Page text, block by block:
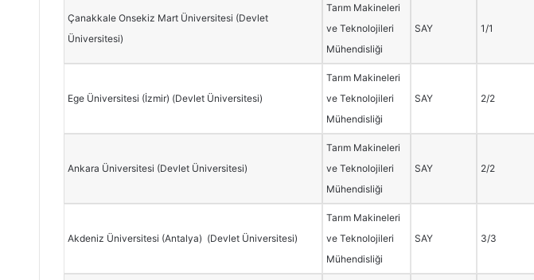
Çanakkale Onsekiz Mart Üniversitesi (Devlet
Üniversitesi)
Tarım Makineleri
ve Teknolojileri
Mühendisliği
SAY 1/1
Ege Üniversitesi (İzmir) (Devlet Üniversitesi)
Tarım Makineleri
ve Teknolojileri
Mühendisliği
SAY 2/2
Ankara Üniversitesi (Devlet Üniversitesi)
Tarım Makineleri
ve Teknolojileri
Mühendisliği
SAY 2/2
Akdeniz Üniversitesi (Antalya) (Devlet Üniversitesi)
Tarım Makineleri
ve Teknolojileri
Mühendisliği
SAY 3/3